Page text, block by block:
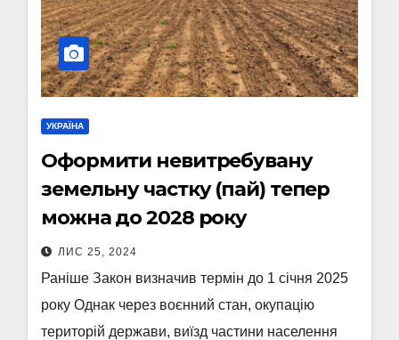
УКРАЇНА
Оформити невитребувану
земельну частку (пай) тепер
можна до 2028 року
ЛИС 25, 2024
Раніше Закон визначив термін до 1 січня 2025
року Однак через воєнний стан, окупацію
територій держави, виїзд частини населення